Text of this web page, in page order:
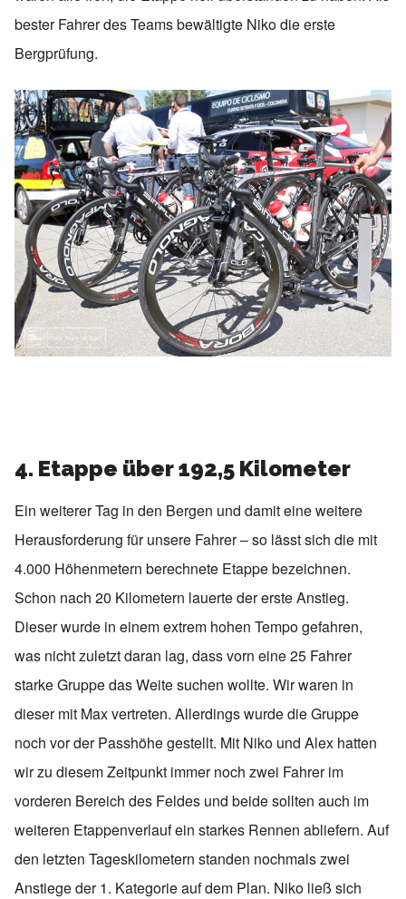
bester Fahrer des Teams bewältigte Niko die erste
Bergprüfung.
4. Etappe über 192,5 Kilometer
Ein weiterer Tag in den Bergen und damit eine weitere
Herausforderung für unsere Fahrer – so lässt sich die mit
4.000 Höhenmetern berechnete Etappe bezeichnen.
Schon nach 20 Kilometern lauerte der erste Anstieg.
Dieser wurde in einem extrem hohen Tempo gefahren,
was nicht zuletzt daran lag, dass vorn eine 25 Fahrer
starke Gruppe das Weite suchen wollte. Wir waren in
dieser mit Max vertreten. Allerdings wurde die Gruppe
noch vor der Passhöhe gestellt. Mit Niko und Alex hatten
wir zu diesem Zeitpunkt immer noch zwei Fahrer im
vorderen Bereich des Feldes und beide sollten auch im
weiteren Etappenverlauf ein starkes Rennen abliefern. Auf
den letzten Tageskilometern standen nochmals zwei
Anstiege der 1. Kategorie auf dem Plan. Niko ließ sich